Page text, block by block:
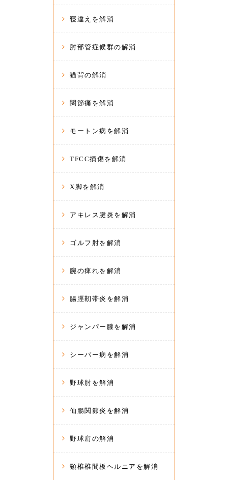
寝違えを解消
肘部管症候群の解消
猫背の解消
関節痛を解消
モートン病を解消
TFCC損傷を解消
X脚を解消
アキレス腱炎を解消
ゴルフ肘を解消
腕の痺れを解消
腸脛靭帯炎を解消
ジャンパー膝を解消
シーバー病を解消
野球肘を解消
仙腸関節炎を解消
野球肩の解消
頸椎椎間板ヘルニアを解消